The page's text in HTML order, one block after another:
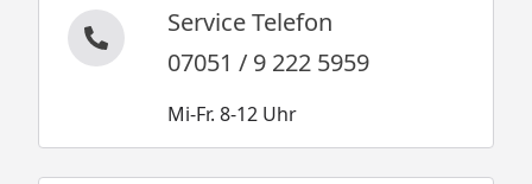
Service Telefon
07051 / 9 222 5959
Mi-Fr. 8-12 Uhr